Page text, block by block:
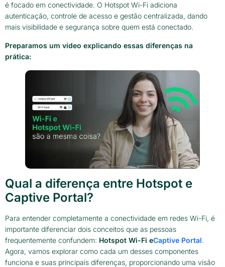
é focado em conectividade. O Hotspot Wi-Fi adiciona
autenticação, controle de acesso e gestão centralizada, dando
mais visibilidade e segurança sobre quem está conectado.
Preparamos um vídeo explicando essas diferenças na
prática:
Qual a diferença entre Hotspot e
Captive Portal?
Para entender completamente a conectividade em redes Wi-Fi, é
importante diferenciar dois conceitos que as pessoas
frequentemente confundem: Hotspot Wi-Fi eCaptive Portal.
Agora, vamos explorar como cada um desses componentes
funciona e suas principais diferenças, proporcionando uma visão